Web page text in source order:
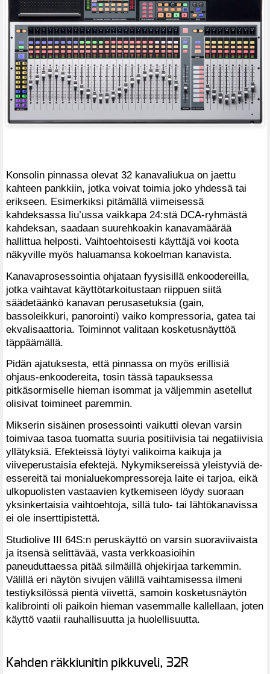
Konsolin pinnassa olevat 32 kanavaliukua on jaettu
kahteen pankkiin, jotka voivat toimia joko yhdessä tai
erikseen. Esimerkiksi pitämällä viimeisessä
kahdeksassa liu’ussa vaikkapa 24:stä DCA-ryhmästä
kahdeksan, saadaan suurehkoakin kanavamäärää
hallittua helposti. Vaihtoehtoisesti käyttäjä voi koota
näkyville myös haluamansa kokoelman kanavista.
Kanavaprosessointia ohjataan fyysisillä enkoodereilla,
jotka vaihtavat käyttötarkoitustaan riippuen siitä
säädetäänkö kanavan perusasetuksia (gain,
bassoleikkuri, panorointi) vaiko kompressoria, gatea tai
ekvalisaattoria. Toiminnot valitaan kosketusnäyttöä
täppäämällä.
Pidän ajatuksesta, että pinnassa on myös erillisiä
ohjaus-enkoodereita, tosin tässä tapauksessa
pitkäsormiselle hieman isommat ja väljemmin asetellut
olisivat toimineet paremmin.
Mikserin sisäinen prosessointi vaikutti olevan varsin
toimivaa tasoa tuomatta suuria positiivisia tai negatiivisia
yllätyksiä. Efekteissä löytyi valikoima kaikuja ja
viiveperustaisia efektejä. Nykymiksereissä yleistyviä de-
essereitä tai monialuekompressoreja laite ei tarjoa, eikä
ulkopuolisten vastaavien kytkemiseen löydy suoraan
yksinkertaisia vaihtoehtoja, sillä tulo- tai lähtökanavissa
ei ole inserttipistettä.
Studiolive III 64S:n peruskäyttö on varsin suoraviivaista
ja itsensä selittävää, vasta verkkoasioihin
paneuduttaessa pitää silmäillä ohjekirjaa tarkemmin.
Välillä eri näytön sivujen välillä vaihtamisessa ilmeni
testiyksilössä pientä viivettä, samoin kosketusnäytön
kalibrointi oli paikoin hieman vasemmalle kallellaan, joten
käyttö vaatii rauhallisuutta ja huolellisuutta.
Kahden räkkiunitin pikkuveli, 32R